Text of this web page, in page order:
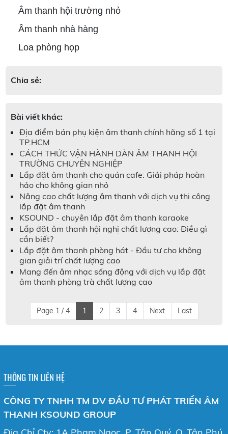
Âm thanh hội trường nhỏ
Âm thanh nhà hàng
Loa phòng họp
Chia sẻ:
Bài viết khác:
Địa điểm bán phụ kiện âm thanh chính hãng số 1 tại
TP.HCM
CÁCH THỨC VẬN HÀNH DÀN ÂM THANH HỘI
TRƯỜNG CHUYÊN NGHIỆP
Lắp đặt âm thanh cho quán cafe: Giải pháp hoàn
hảo cho không gian nhỏ
Nâng cao chất lượng âm thanh với dịch vụ thi công
lắp đặt âm thanh
KSOUND - chuyên lắp đặt âm thanh karaoke
Lắp đặt âm thanh hội nghị chất lượng cao: Điều gì
cần biết?
Lắp đặt âm thanh phòng hát - Đầu tư cho không
gian giải trí chất lượng cao
Mang đến âm nhạc sống động với dịch vụ lắp đặt
âm thanh phòng trà chất lượng cao
Page 1 / 4 1 2 3 4 Next Last
THÔNG TIN LIÊN HỆ
CÔNG TY TNHH TM DV ĐẦU TƯ PHÁT TRIỂN ÂM
THANH KSOUND GROUP